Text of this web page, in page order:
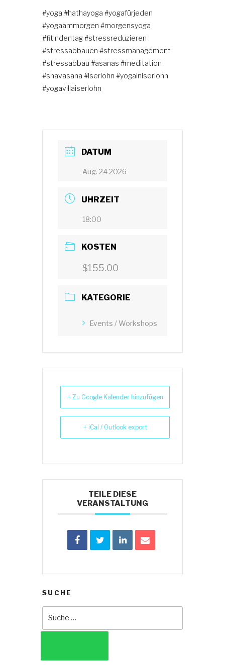
#yoga #hathayoga #yogafürjeden
#yogaammorgen #morgensyoga
#fitindentag#stressreduzieren
#stressabbauen #stressmanagement
#stressabbau #asanas #meditation
#shavasana #Iserlohn #yogainiserlohn
#yogavillaiserlohn
DATUM
Aug. 24 2026
UHRZEIT
18:00
KOSTEN
$155.00
KATEGORIE
Events / Workshops
+ Zu Google Kalender hinzufügen
+ iCal / Outlook export
TEILE DIESE
VERANSTALTUNG
SUCHE